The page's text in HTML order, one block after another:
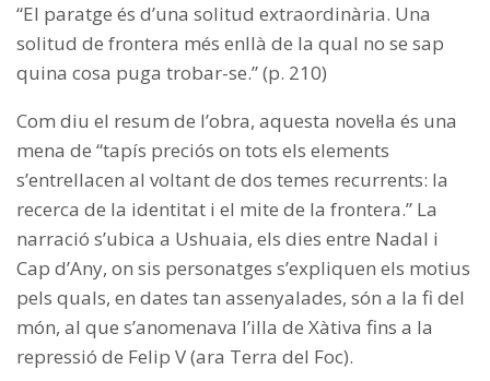
“El paratge és d’una solitud extraordinària. Una
solitud de frontera més enllà de la qual no se sap
quina cosa puga trobar-se.” (p. 210)
Com diu el resum de l’obra, aquesta novel·la és una
mena de “tapís preciós on tots els elements
s’entrellacen al voltant de dos temes recurrents: la
recerca de la identitat i el mite de la frontera.” La
narració s’ubica a Ushuaia, els dies entre Nadal i
Cap d’Any, on sis personatges s’expliquen els motius
pels quals, en dates tan assenyalades, són a la fi del
món, al que s’anomenava l’illa de Xàtiva fins a la
repressió de Felip V (ara Terra del Foc).